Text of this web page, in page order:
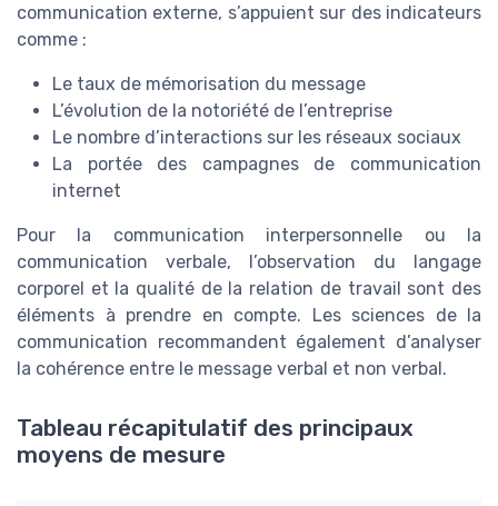
communication externe, s’appuient sur des indicateurs
comme :
Le taux de mémorisation du message
L’évolution de la notoriété de l’entreprise
Le nombre d’interactions sur les réseaux sociaux
La portée des campagnes de communication
internet
Pour la communication interpersonnelle ou la
communication verbale, l’observation du langage
corporel et la qualité de la relation de travail sont des
éléments à prendre en compte. Les sciences de la
communication recommandent également d’analyser
la cohérence entre le message verbal et non verbal.
Tableau récapitulatif des principaux
moyens de mesure